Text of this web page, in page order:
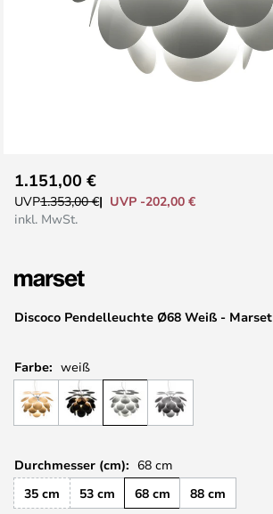
Anfang
der
Discoco Pendelleuchte Ø68 Weiß - Marset
1.151,00 €
UVP1.353,00 €
UVP -202,00 €
inkl. MwSt.
Farbe: weiß
Durchmesser (cm): 68 cm
35 cm
53 cm 68 cm 88 cm